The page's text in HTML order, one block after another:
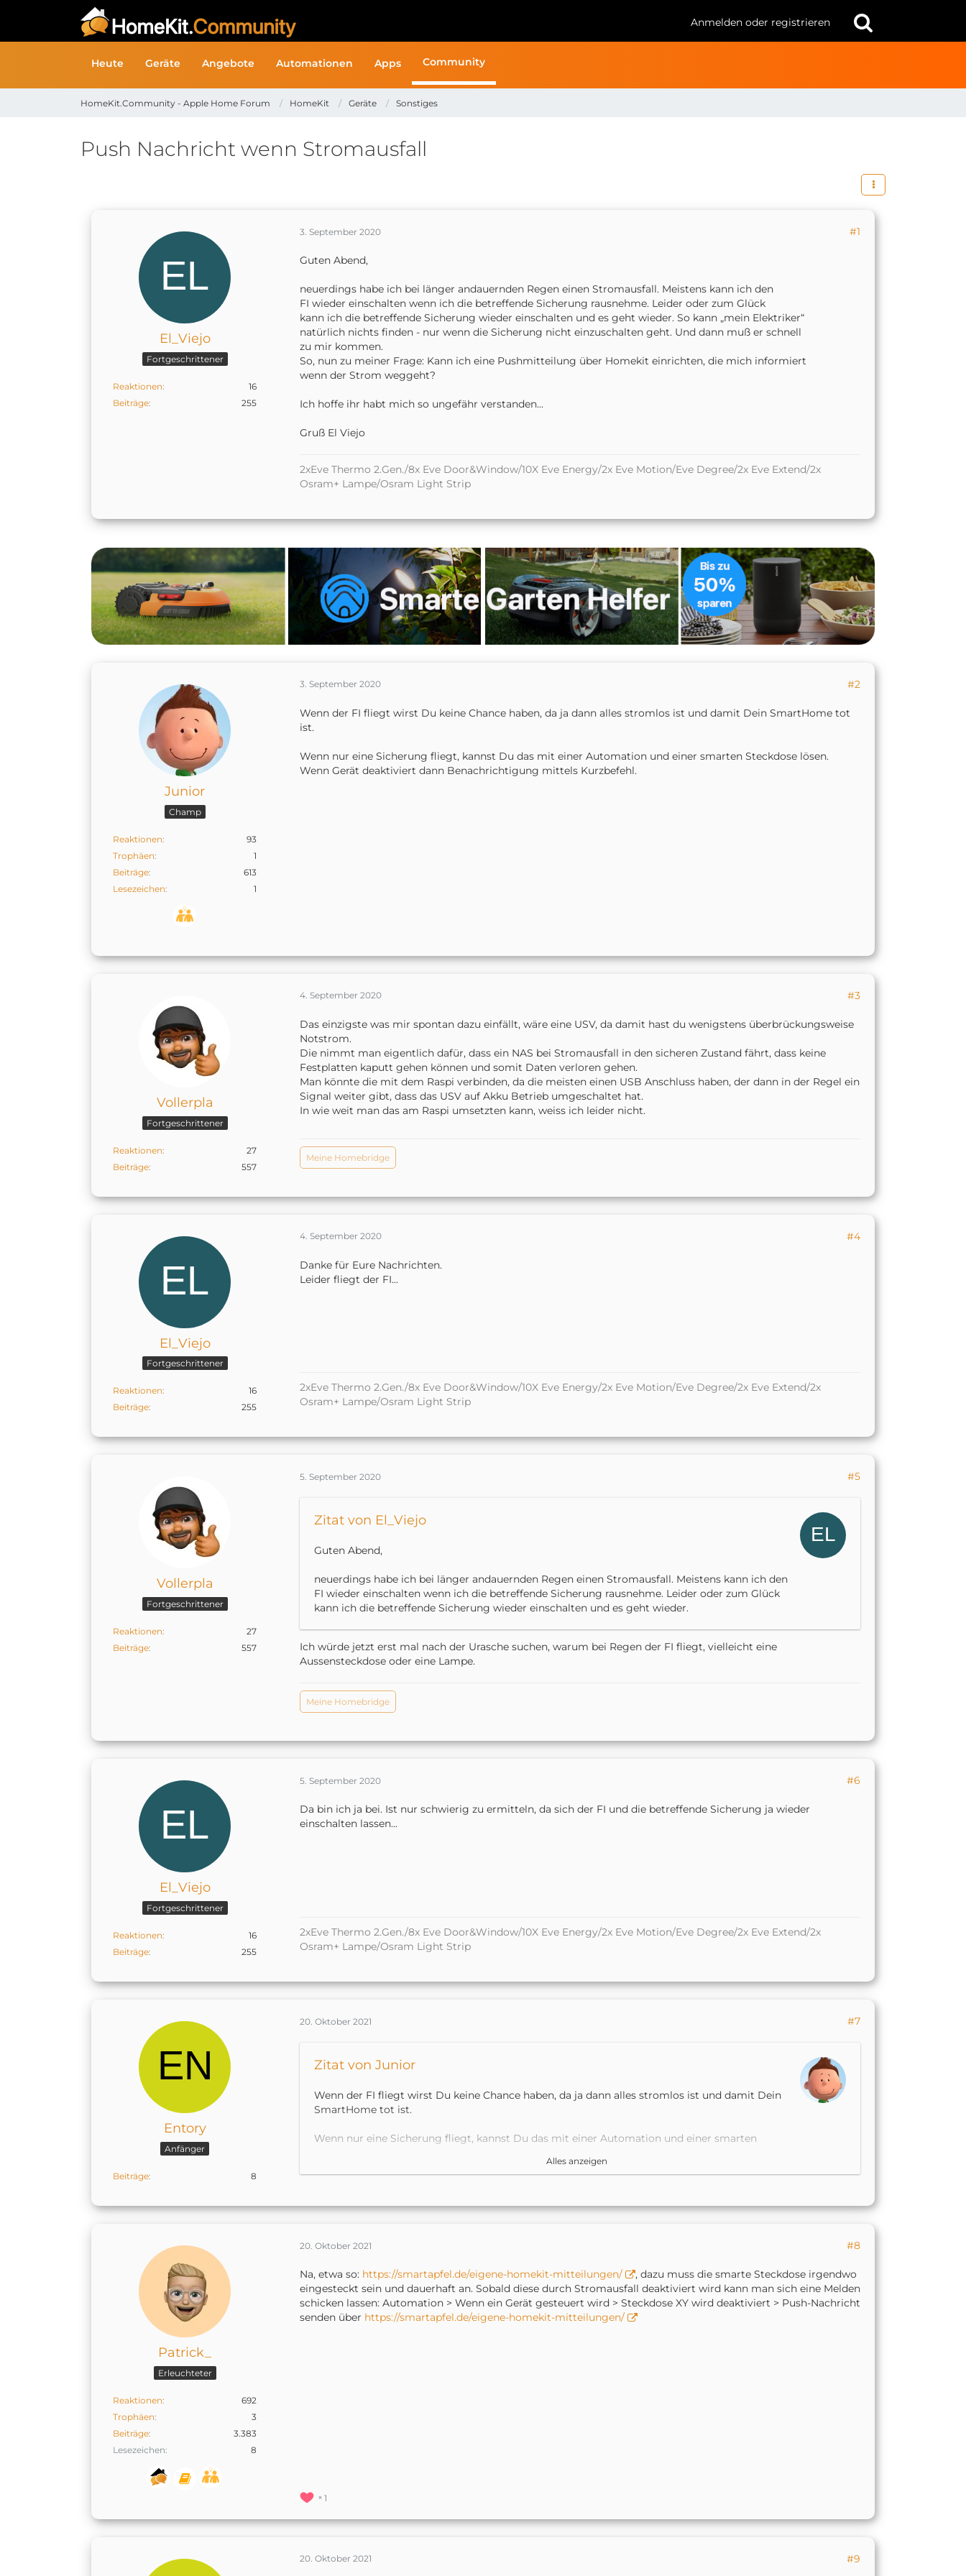
Anmelden oder registrieren
Heute Geräte Angebote Automationen Apps Community
HomeKit.Community - Apple Home Forum HomeKit Geräte Sonstiges
Push Nachricht wenn Stromausfall
El_Viejo
Fortgeschrittener
Reaktionen
16
Beiträge
255
3. September 2020 #1
Guten Abend,
neuerdings habe ich bei länger andauernden Regen einen Stromausfall. Meistens kann ich den
FI wieder einschalten wenn ich die betreffende Sicherung rausnehme. Leider oder zum Glück
kann ich die betreffende Sicherung wieder einschalten und es geht wieder. So kann „mein Elektriker“
natürlich nichts finden - nur wenn die Sicherung nicht einzuschalten geht. Und dann muß er schnell
zu mir kommen.
So, nun zu meiner Frage: Kann ich eine Pushmitteilung über Homekit einrichten, die mich informiert
wenn der Strom weggeht?
Ich hoffe ihr habt mich so ungefähr verstanden...
Gruß El Viejo
2xEve Thermo 2.Gen./8x Eve Door&Window/10X Eve Energy/2x Eve Motion/Eve Degree/2x Eve Extend/2x
Osram+ Lampe/Osram Light Strip
Junior
Champ
Reaktionen
93
Trophäen
1
Beiträge
613
Lesezeichen
1
3. September 2020 #2
Wenn der FI fliegt wirst Du keine Chance haben, da ja dann alles stromlos ist und damit Dein SmartHome tot
ist.
Wenn nur eine Sicherung fliegt, kannst Du das mit einer Automation und einer smarten Steckdose lösen.
Wenn Gerät deaktiviert dann Benachrichtigung mittels Kurzbefehl.
Vollerpla
Fortgeschrittener
Reaktionen
27
Beiträge
557
4. September 2020 #3
Das einzigste was mir spontan dazu einfällt, wäre eine USV, da damit hast du wenigstens überbrückungsweise
Notstrom.
Die nimmt man eigentlich dafür, dass ein NAS bei Stromausfall in den sicheren Zustand fährt, dass keine
Festplatten kaputt gehen können und somit Daten verloren gehen.
Man könnte die mit dem Raspi verbinden, da die meisten einen USB Anschluss haben, der dann in der Regel ein
Signal weiter gibt, dass das USV auf Akku Betrieb umgeschaltet hat.
In wie weit man das am Raspi umsetzten kann, weiss ich leider nicht.
Meine Homebridge
El_Viejo
Fortgeschrittener
Reaktionen
16
Beiträge
255
4. September 2020 #4
Danke für Eure Nachrichten.
Leider fliegt der FI...
2xEve Thermo 2.Gen./8x Eve Door&Window/10X Eve Energy/2x Eve Motion/Eve Degree/2x Eve Extend/2x
Osram+ Lampe/Osram Light Strip
Vollerpla
Fortgeschrittener
Reaktionen
27
Beiträge
557
5. September 2020 #5
Zitat von El_Viejo
Guten Abend,
neuerdings habe ich bei länger andauernden Regen einen Stromausfall. Meistens kann ich den
FI wieder einschalten wenn ich die betreffende Sicherung rausnehme. Leider oder zum Glück
kann ich die betreffende Sicherung wieder einschalten und es geht wieder.
Ich würde jetzt erst mal nach der Urasche suchen, warum bei Regen der FI fliegt, vielleicht eine
Aussensteckdose oder eine Lampe.
Meine Homebridge
El_Viejo
Fortgeschrittener
Reaktionen
16
Beiträge
255
5. September 2020 #6
Da bin ich ja bei. Ist nur schwierig zu ermitteln, da sich der FI und die betreffende Sicherung ja wieder
einschalten lassen...
2xEve Thermo 2.Gen./8x Eve Door&Window/10X Eve Energy/2x Eve Motion/Eve Degree/2x Eve Extend/2x
Osram+ Lampe/Osram Light Strip
Entory
Anfänger
Beiträge 8
20. Oktober 2021 #7
Zitat von Junior
Wenn der FI fliegt wirst Du keine Chance haben, da ja dann alles stromlos ist und damit Dein
SmartHome tot ist.
Wenn nur eine Sicherung fliegt, kannst Du das mit einer Automation und einer smarten
Besten Dank im Voraus
Alles anzeigen
Patrick_
Erleuchteter
Reaktionen
692
Trophäen
3
Beiträge
3.383
Lesezeichen
8
20. Oktober 2021 #8
Na, etwa so: https://smartapfel.de/eigene-homekit-mitteilungen/
, dazu muss die smarte Steckdose irgendwo
eingesteckt sein und dauerhaft an. Sobald diese durch Stromausfall deaktiviert wird kann man sich eine Melden
schicken lassen: Automation > Wenn ein Gerät gesteuert wird > Steckdose XY wird deaktiviert > Push-Nachricht
senden über https://smartapfel.de/eigene-homekit-mitteilungen/
1
20. Oktober 2021 #9